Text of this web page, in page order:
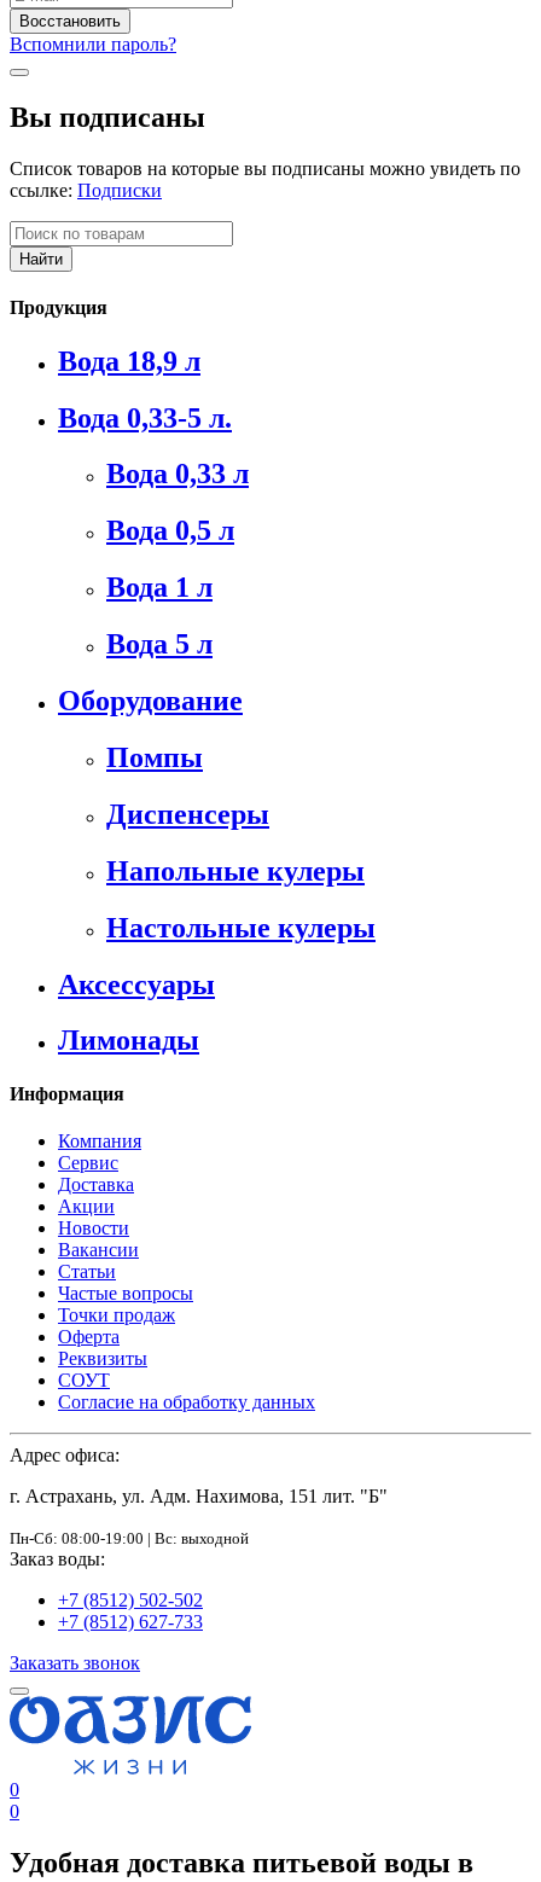
Вспомнили пароль?
Вы подписаны
Список товаров на которые вы подписаны можно увидеть по
ссылке: Подписки
Продукция
Вода 18,9 л
Вода 0,33-5 л.
Вода 0,33 л
Вода 0,5 л
Вода 1 л
Вода 5 л
Оборудование
Помпы
Диспенсеры
Напольные кулеры
Настольные кулеры
Аксессуары
Лимонады
Информация
Компания
Сервис
Доставка
Акции
Новости
Вакансии
Статьи
Частые вопросы
Точки продаж
Оферта
Реквизиты
СОУТ
Согласие на обработку данных
Адрес офиса:
г. Астрахань, ул. Адм. Нахимова, 151 лит. "Б"
Пн-Сб: 08:00-19:00 | Вс: выходной
Заказ воды:
+7 (8512) 502-502
+7 (8512) 627-733
Заказать звонок
0
0
Удобная доставка питьевой воды в